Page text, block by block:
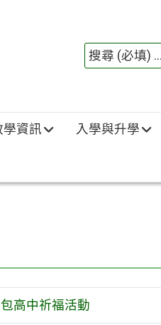
學資訊 入學與升學
高中祈福活動